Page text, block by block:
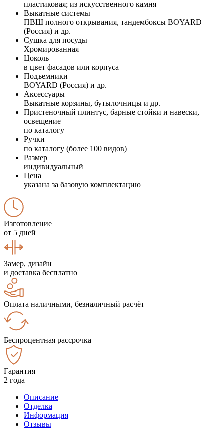
пластиковая; из искусственного камня
Выкатные системы
ПВШ полного открывания, тандембоксы BOYARD
(Россия) и др.
Сушка для посуды
Хромированная
Цоколь
в цвет фасадов или корпуса
Подъемники
BOYARD (Россия) и др.
Аксессуары
Выкатные корзины, бутылочницы и др.
Пристеночный плинтус, барные стойки и навески,
освещение
по каталогу
Ручки
по каталогу (более 100 видов)
Размер
индивидуальный
Цена
указана за базовую комплектацию
Изготовление
от 5 дней
Замер, дизайн
и доставка бесплатно
Оплата наличными, безналичный расчёт
Беспроцентная рассрочка
Гарантия
2 года
Описание
Отделка
Информация
Отзывы